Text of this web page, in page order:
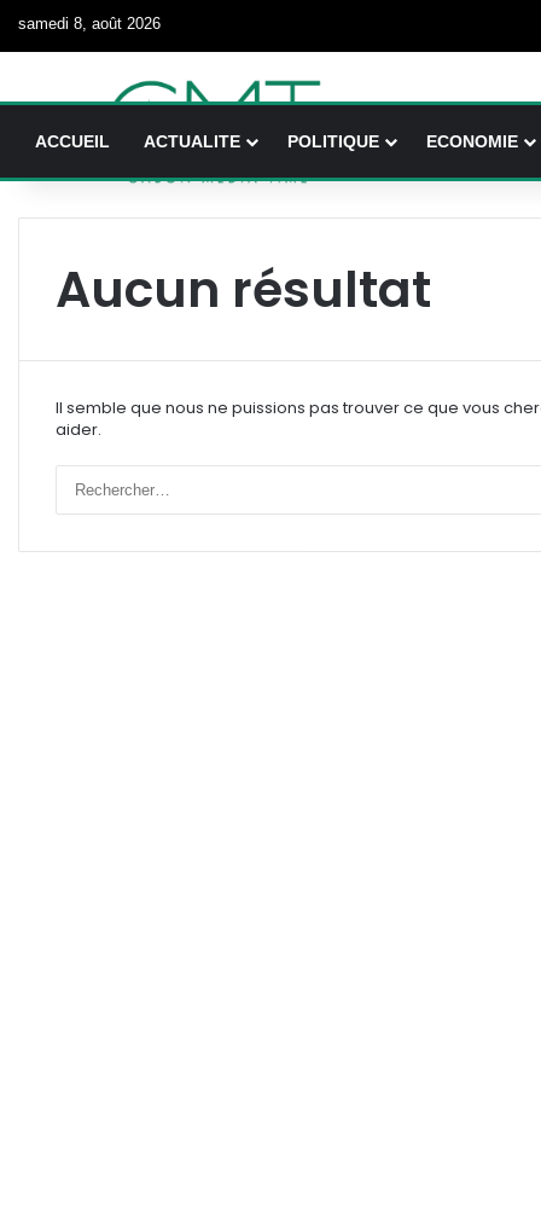
samedi 8, août 2026
ACCUEIL ACTUALITE POLITIQUE ECONOMIE
Aucun résultat
Il semble que nous ne puissions pas trouver ce que vous
aider.